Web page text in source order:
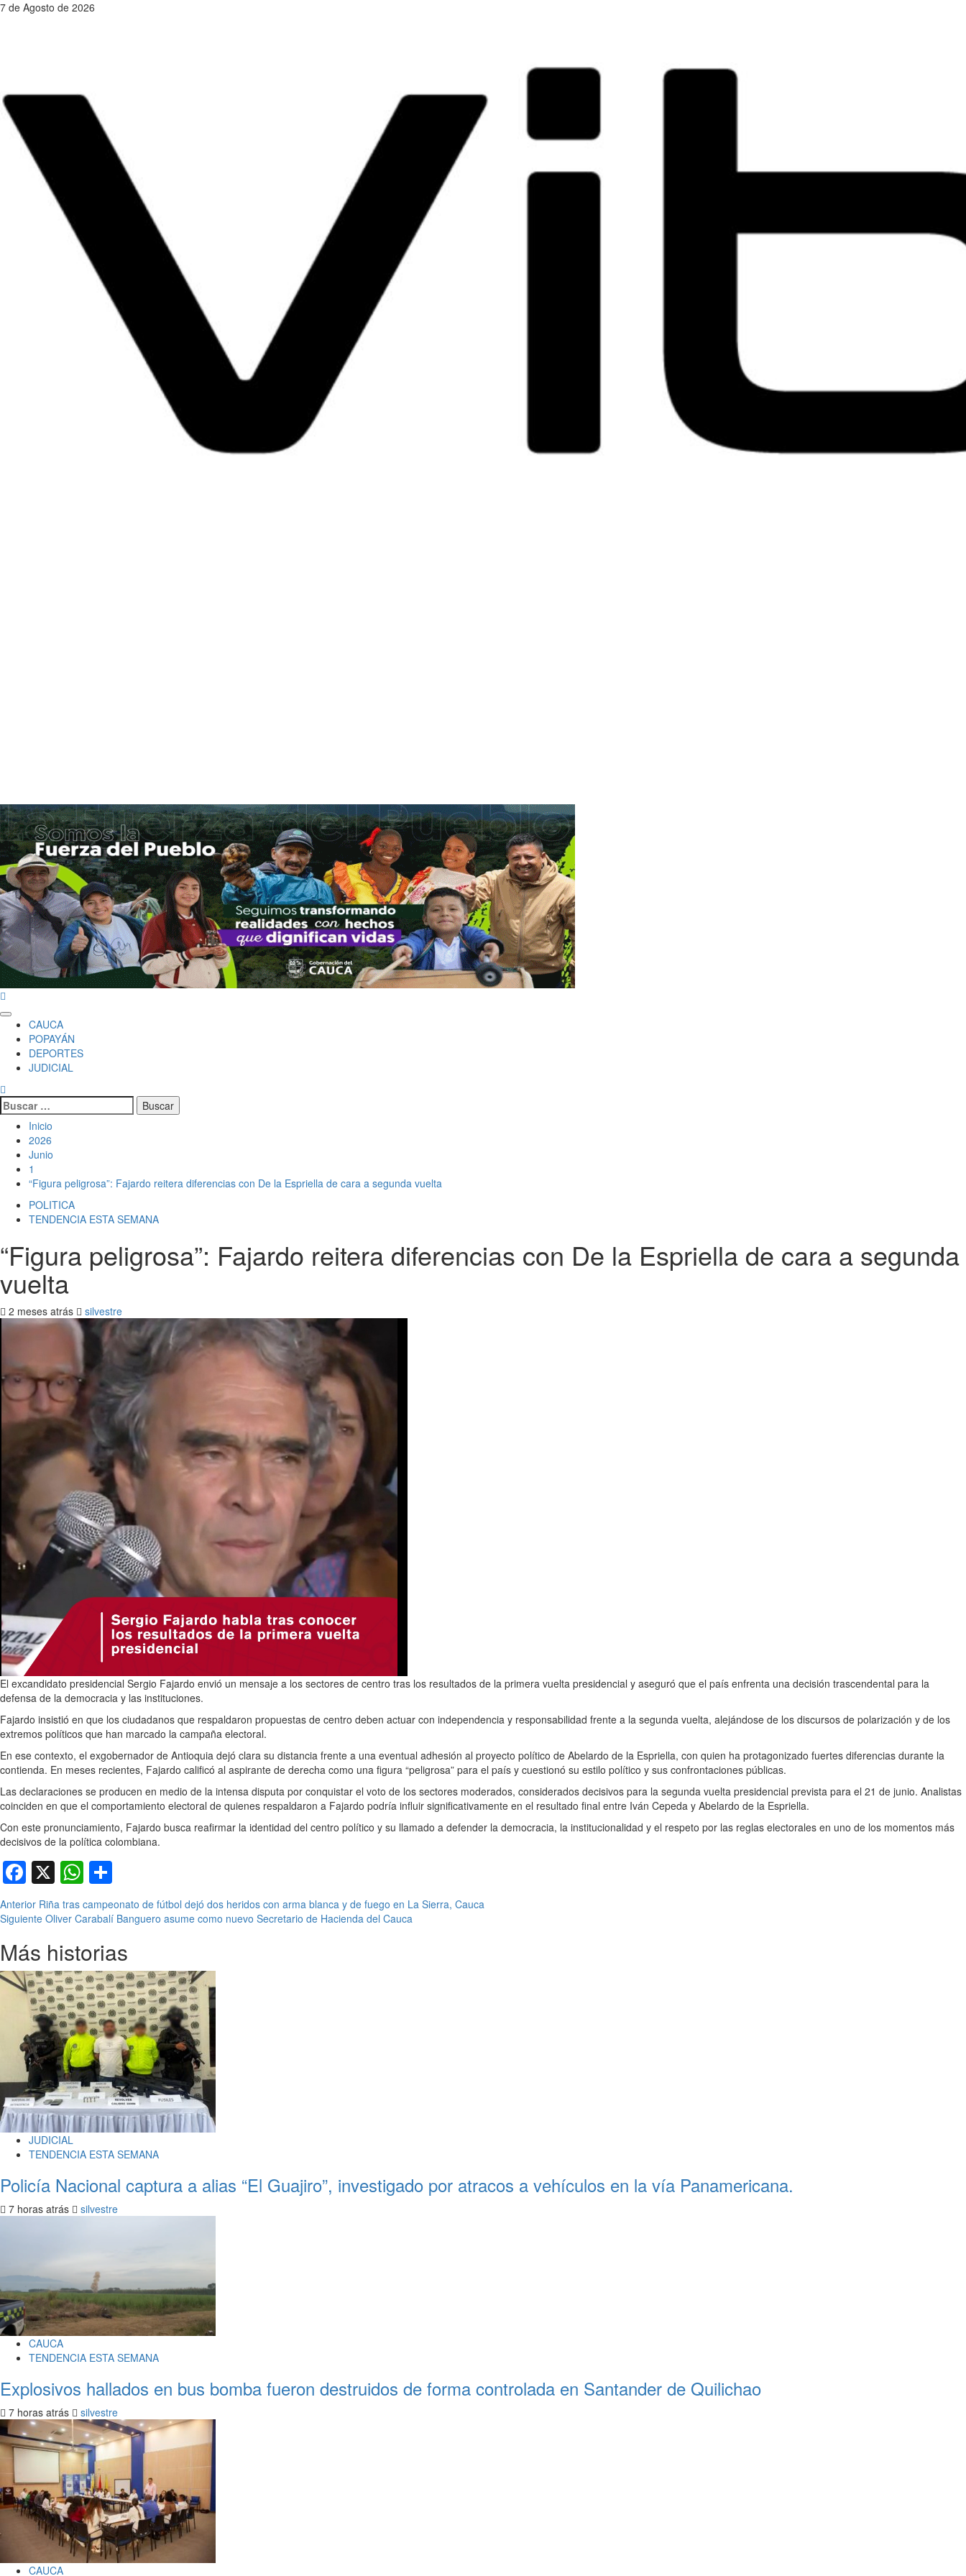
Saltar
7 de Agosto de 2026
Menú
principal
CAUCA
POPAYÁN
DEPORTES
JUDICIAL
Buscar
por:
Inicio
2026
Junio
1
“Figura peligrosa”: Fajardo reitera diferencias con De la Espriella de cara a segunda vuelta
POLITICA
TENDENCIA ESTA SEMANA
“Figura peligrosa”: Fajardo reitera diferencias con De la Espriella de cara a segunda
vuelta
2 meses atrás silvestre
El excandidato presidencial Sergio Fajardo envió un mensaje a los sectores de centro tras los resultados de la primera vuelta presidencial y aseguró que el país enfrenta una decisión trascendental para la
defensa de la democracia y las instituciones.
Fajardo insistió en que los ciudadanos que respaldaron propuestas de centro deben actuar con independencia y responsabilidad frente a la segunda vuelta, alejándose de los discursos de polarización y de los
extremos políticos que han marcado la campaña electoral.
En ese contexto, el exgobernador de Antioquia dejó clara su distancia frente a una eventual adhesión al proyecto político de Abelardo de la Espriella, con quien ha protagonizado fuertes diferencias durante la
contienda. En meses recientes, Fajardo calificó al aspirante de derecha como una figura “peligrosa” para el país y cuestionó su estilo político y sus confrontaciones públicas.
Las declaraciones se producen en medio de la intensa disputa por conquistar el voto de los sectores moderados, considerados decisivos para la segunda vuelta presidencial prevista para el 21 de junio. Analistas
coinciden en que el comportamiento electoral de quienes respaldaron a Fajardo podría influir significativamente en el resultado final entre Iván Cepeda y Abelardo de la Espriella.
Con este pronunciamiento, Fajardo busca reafirmar la identidad del centro político y su llamado a defender la democracia, la institucionalidad y el respeto por las reglas electorales en uno de los momentos más
decisivos de la política colombiana.
Facebook
X WhatsApp
Seguir
leyendo
Anterior Riña tras campeonato de fútbol dejó dos heridos con arma blanca y de fuego en La Sierra, Cauca
Siguiente Oliver Carabalí Banguero asume como nuevo Secretario de Hacienda del Cauca
Más historias
JUDICIAL
TENDENCIA ESTA SEMANA
Policía Nacional captura a alias “El Guajiro”, investigado por atracos a vehículos en la vía Panamericana.
7 horas atrás silvestre
CAUCA
TENDENCIA ESTA SEMANA
Explosivos hallados en bus bomba fueron destruidos de forma controlada en Santander de Quilichao
7 horas atrás silvestre
CAUCA